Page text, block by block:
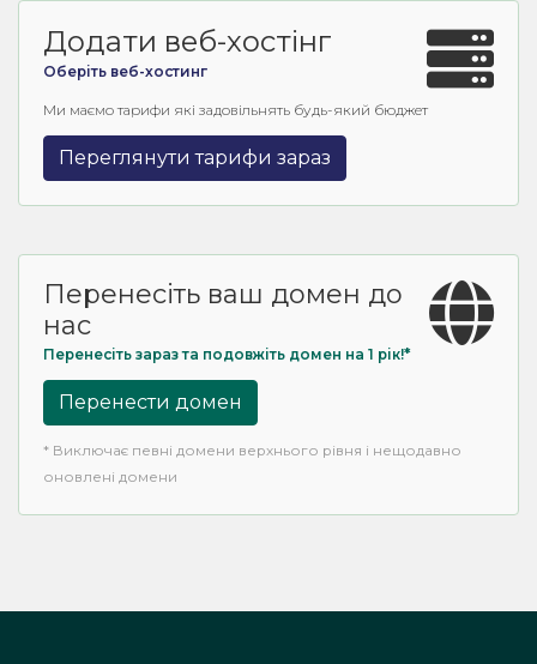
Додати веб-хостінг
Оберіть веб-хостинг
Ми маємо тарифи які задовільнять будь-який бюджет
Переглянути тарифи зараз
Перенесіть ваш домен до
нас
Перенесіть зараз та подовжіть домен на 1 рік!*
Перенести домен
* Виключає певні домени верхнього рівня і нещодавно
оновлені домени